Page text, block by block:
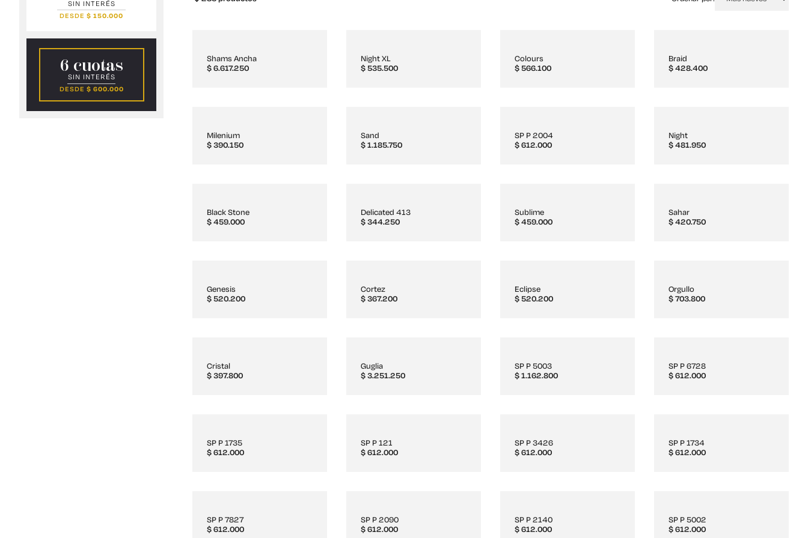
SIN INTERÉS
DESDE $ 150.000
6 cuotas
SIN INTERÉS
DESDE $ 600.000
Shams Ancha
$6.617.250
Night XL
$535.500
Colours
$566.100
Braid
$428.400
Milenium
$390.150
Sand
$1.185.750
SP P 2004
$612.000
Night
$481.950
Black Stone
$459.000
Delicated 413
$344.250
Sublime
$459.000
Sahar
$420.750
Genesis
$520.200
Cortez
$367.200
Eclipse
$520.200
Orgullo
$703.800
Cristal
$397.800
Guglia
$3.251.250
SP P 5003
$1.162.800
SP P 6728
$612.000
SP P 1735
$612.000
SP P 121
$612.000
SP P 3426
$612.000
SP P 1734
$612.000
SP P 7827
$612.000
SP P 2090
$612.000
SP P 2140
$612.000
SP P 5002
$612.000